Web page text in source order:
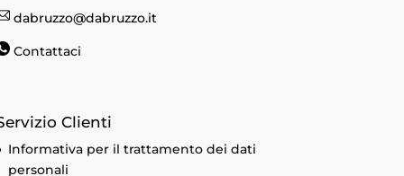
dabruzzo@dabruzzo.it
Contattaci
Clienti
Informativa per il trattamento dei dati
personali